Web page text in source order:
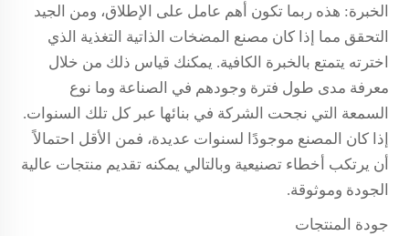
الخبرة: هذه ربما تكون أهم عامل على الإطلاق، ومن الجيد
التحقق مما إذا كان مصنع المضخات الذاتية التغذية الذي
اخترته يتمتع بالخبرة الكافية. يمكنك قياس ذلك من خلال
معرفة مدى طول فترة وجودهم في الصناعة وما نوع
السمعة التي نجحت الشركة في بنائها عبر كل تلك السنوات.
إذا كان المصنع موجودًا لسنوات عديدة، فمن الأقل احتمالاً
أن يرتكب أخطاء تصنيعية وبالتالي يمكنه تقديم منتجات عالية
الجودة وموثوقة.
جودة المنتجات